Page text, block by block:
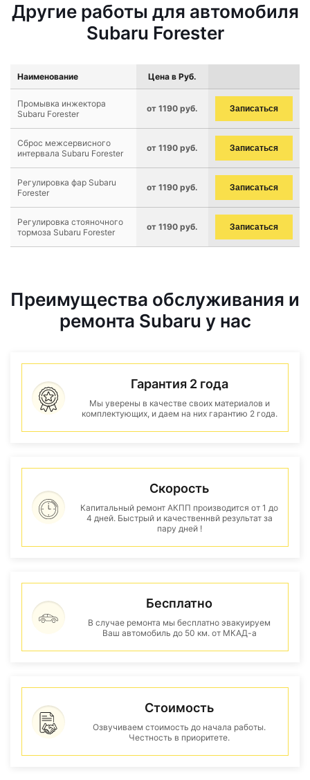
Другие работы для автомобиля
Subaru Forester
Наименование Цена в Руб.
Промывка инжектора
Subaru Forester
от 1190 руб. Записаться
Сброс межсервисного
интервала Subaru Forester
от 1190 руб. Записаться
Регулировка фар Subaru
Forester
от 1190 руб. Записаться
Регулировка стояночного
тормоза Subaru Forester
от 1190 руб. Записаться
Преимущества обслуживания и
ремонта Subaru у нас
Гарантия 2 года
Мы уверены в качестве своих материалов и
комплектующих, и даем на них гарантию 2 года.
Скорость
Капитальный ремонт АКПП производится от 1 до
4 дней. Быстрый и качественнвй результат за
пару дней !
Бесплатно
В случае ремонта мы бесплатно эвакуируем
Ваш автомобиль до 50 км. от МКАД-а
Стоимость
Озвучиваем стоимость до начала работы.
Честность в приоритете.